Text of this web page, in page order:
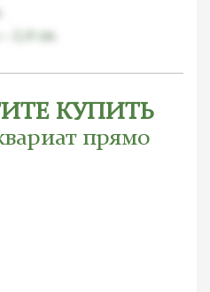
2,4 см.
КУПИТЬ
прямо